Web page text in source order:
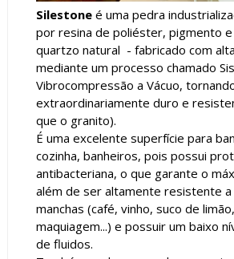
Silestoneé uma pedra
por resina de poliéster, pigmento e
quartzo natural - fabricado com
mediante um processo chamado
Vibrocompressão a Vácuo,
extraordinariamente duro e
que o granito).
É uma excelente superfície para
cozinha, banheiros, pois possui
antibacteriana, o que garante o
além de ser altamente resistente a
manchas (café, vinho, suco de
maquiagem...) e possuir um baixo
de fluidos.